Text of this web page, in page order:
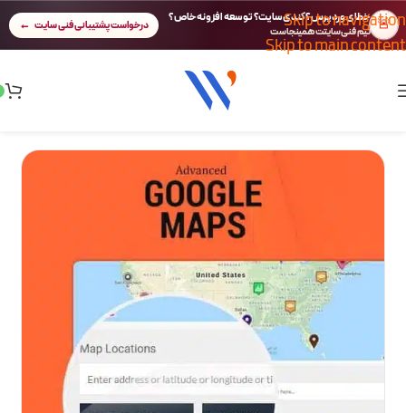
Skip to navigation
Skip to main content
🚨 خطای وردپرس؟ کندی سایت؟ توسعه افزونه خاص؟
تیم فنی سایتت همینجاست درخواست پشتیبانی فنی سایت